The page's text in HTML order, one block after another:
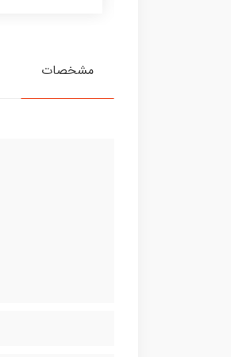
مشخصات